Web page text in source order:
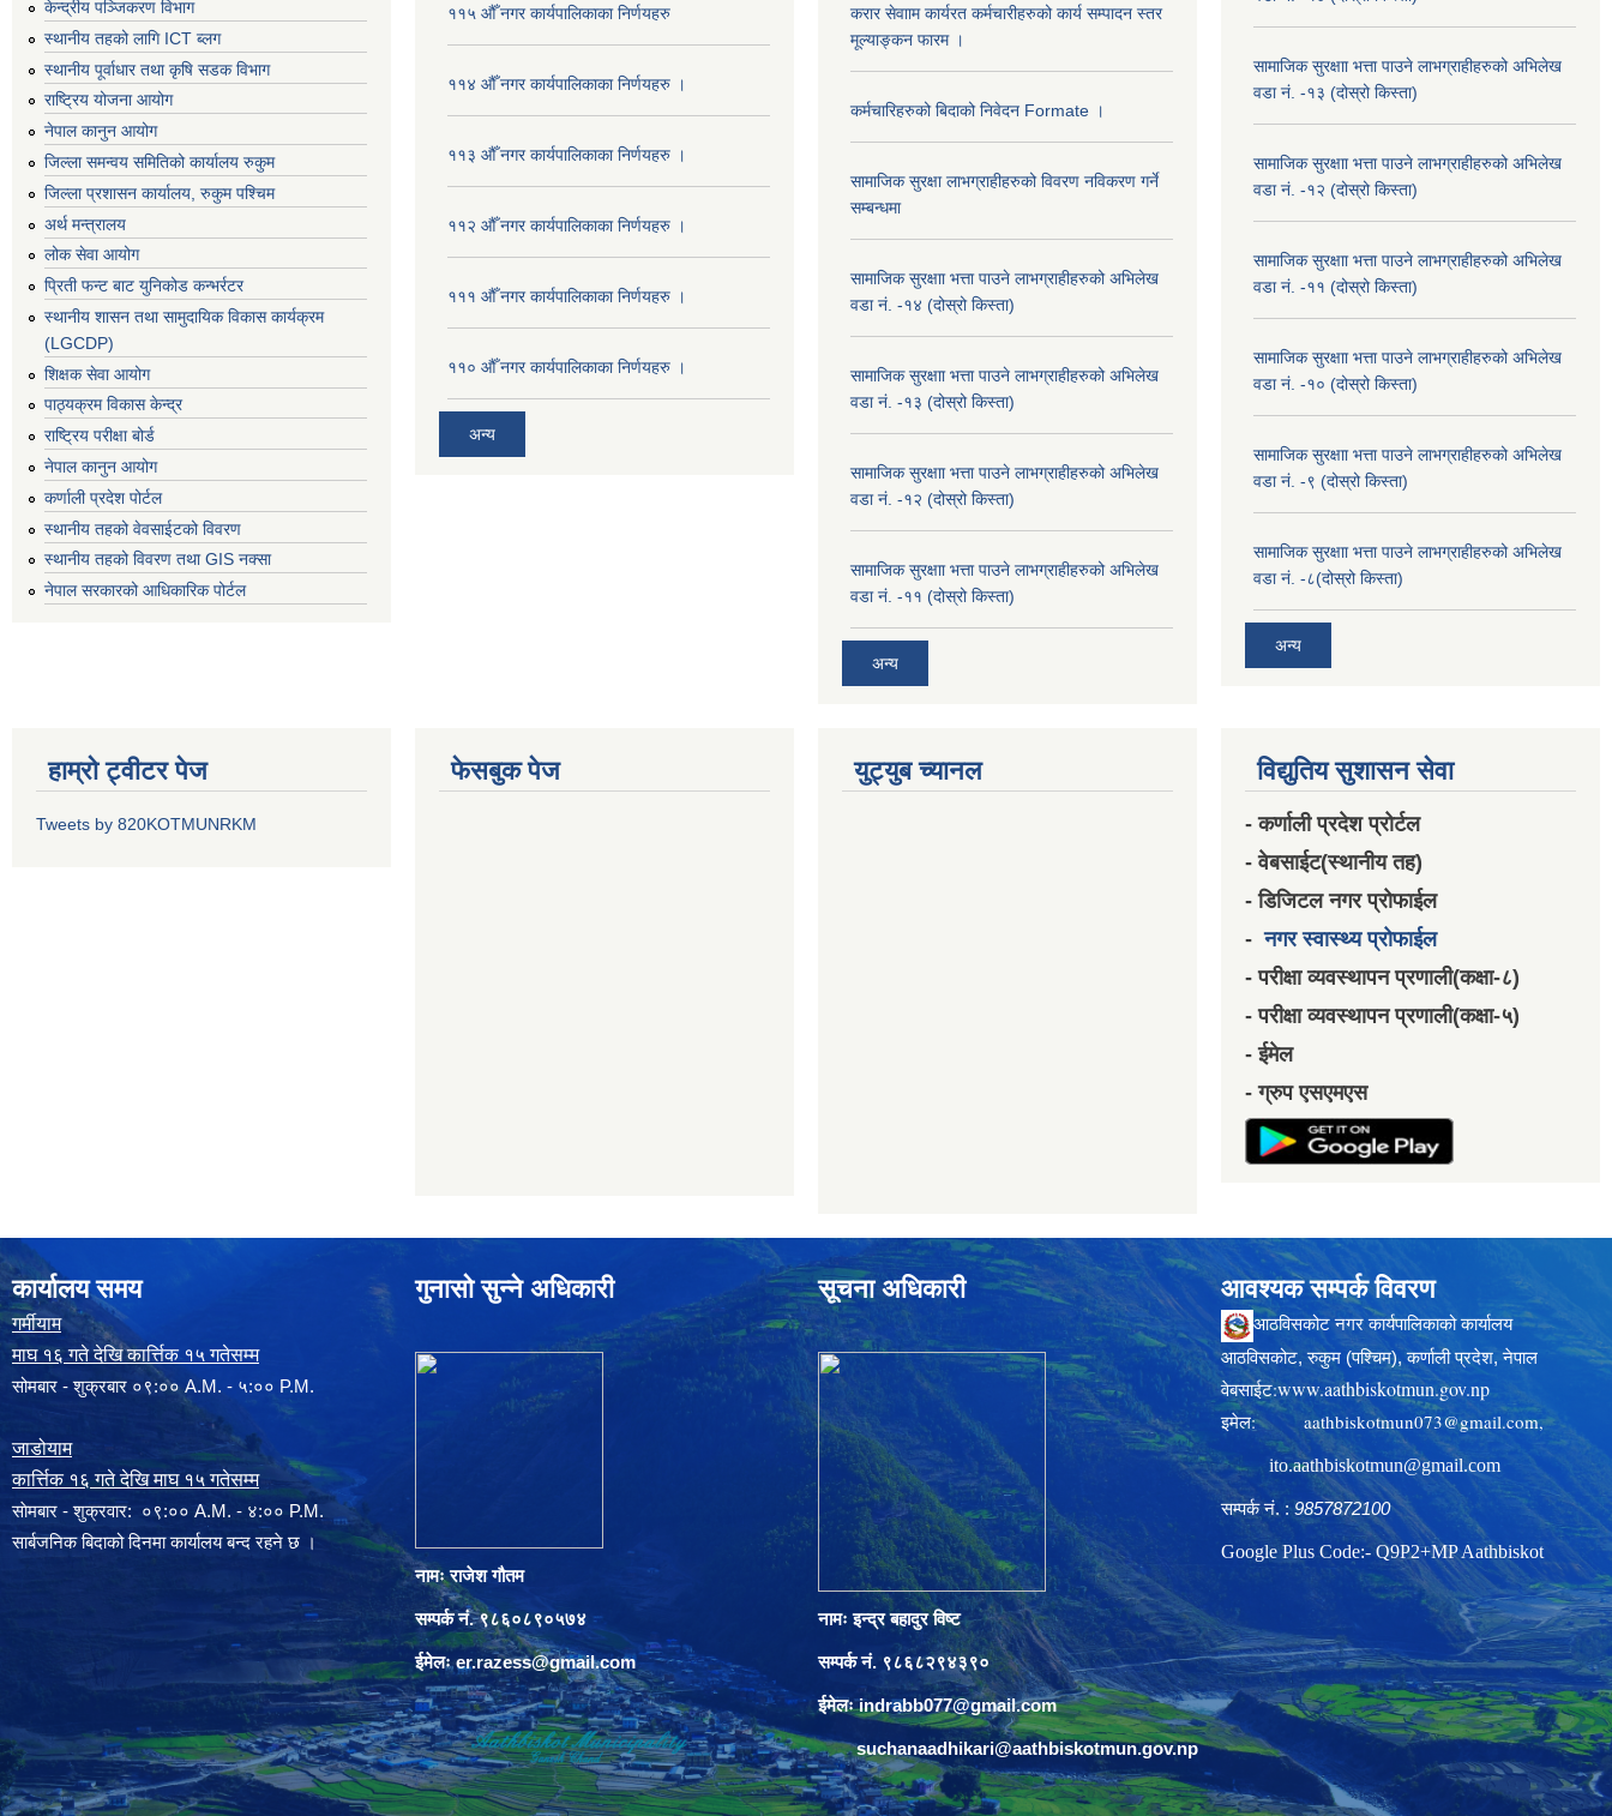
केन्द्रीय पञ्जिकरण विभाग
स्थानीय तहको लागि ICT ब्लग
स्थानीय पूर्वाधार तथा कृषि सडक विभाग
राष्ट्रिय योजना आयोग
नेपाल कानुन आयोग
जिल्ला समन्वय समितिको कार्यालय रुकुम
जिल्ला प्रशासन कार्यालय, रुकुम पश्चिम
अर्थ मन्त्रालय
लोक सेवा आयोग
प्रिती फन्ट बाट युनिकोड कन्भर्रटर
स्थानीय शासन तथा सामुदायिक विकास कार्यक्रम
(LGCDP)
शिक्षक सेवा आयोग
पाठ्यक्रम विकास केन्द्र
राष्ट्रिय परीक्षा बोर्ड
नेपाल कानुन आयोग
कर्णाली प्रदेश पोर्टल
स्थानीय तहको वेवसाईटको विवरण
स्थानीय तहको विवरण तथा GIS नक्सा
नेपाल सरकारको आधिकारिक पोर्टल
११५ औँ नगर कार्यपालिकाका निर्णयहरु
११४ औँ नगर कार्यपालिकाका निर्णयहरु ।
११३ औँ नगर कार्यपालिकाका निर्णयहरु ।
११२ औँ नगर कार्यपालिकाका निर्णयहरु ।
१११ औँ नगर कार्यपालिकाका निर्णयहरु ।
११० औँ नगर कार्यपालिकाका निर्णयहरु ।
अन्य
करार सेवााम कार्यरत कर्मचारीहरुको कार्य सम्पादन स्तर
मूल्याङ्कन फारम ।
कर्मचारिहरुको बिदाको निवेदन Formate ।
सामाजिक सुरक्षा लाभग्राहीहरुको विवरण नविकरण गर्ने
सम्बन्धमा
सामाजिक सुरक्षाा भत्ता पाउने लाभग्राहीहरुको अभिलेख
वडा नं. -१४ (दोस्रो किस्ता)
सामाजिक सुरक्षाा भत्ता पाउने लाभग्राहीहरुको अभिलेख
वडा नं. -१३ (दोस्रो किस्ता)
सामाजिक सुरक्षाा भत्ता पाउने लाभग्राहीहरुको अभिलेख
वडा नं. -१२ (दोस्रो किस्ता)
सामाजिक सुरक्षाा भत्ता पाउने लाभग्राहीहरुको अभिलेख
वडा नं. -११ (दोस्रो किस्ता)
अन्य
सामाजिक सुरक्षाा भत्ता पाउने लाभग्राहीहरुको अभिलेख
वडा नं. -१३ (दोस्रो किस्ता)
सामाजिक सुरक्षाा भत्ता पाउने लाभग्राहीहरुको अभिलेख
वडा नं. -१२ (दोस्रो किस्ता)
सामाजिक सुरक्षाा भत्ता पाउने लाभग्राहीहरुको अभिलेख
वडा नं. -११ (दोस्रो किस्ता)
सामाजिक सुरक्षाा भत्ता पाउने लाभग्राहीहरुको अभिलेख
वडा नं. -१० (दोस्रो किस्ता)
सामाजिक सुरक्षाा भत्ता पाउने लाभग्राहीहरुको अभिलेख
वडा नं. -९ (दोस्रो किस्ता)
सामाजिक सुरक्षाा भत्ता पाउने लाभग्राहीहरुको अभिलेख
वडा नं. -८(दोस्रो किस्ता)
अन्य
हाम्रो ट्वीटर पेज
Tweets by 820KOTMUNRKM
फेसबुक पेज युट्युब च्यानल विद्युतिय सुशासन सेवा
- कर्णाली प्रदेश प्रोर्टल
- वेबसाईट(स्थानीय तह)
- डिजिटल नगर प्रोफाईल
-नगर स्वास्थ्य प्रोफाईल
- परीक्षा व्यवस्थापन प्रणाली(कक्षा-८)
- परीक्षा व्यवस्थापन प्रणाली(कक्षा-५)
- ईमेल
- ग्रुप एसएमएस
कार्यालय समय
गर्मीयाम
माघ १६ गते देखि कार्त्तिक १५ गतेसम्म
सोमबार - शुक्रबार ०९:०० A.M. - ५:०० P.M.
जाडोयाम
कार्त्तिक १६ गते देखि माघ १५ गतेसम्म
साेमबार - शुक्रवार: ०९:०० A.M. - ४:०० P.M.
सार्बजनिक बिदाको दिनमा कार्यालय बन्द रहने छ ।
गुनासो सुन्ने अधिकारी
नामः राजेश गौतम
सम्पर्क नं. ९८६०८९०५७४
ईमेलःer.razess@gmail.com
सूचना अधिकारी
नामः इन्द्र बहादुर विष्ट
सम्पर्क नं. ९८६८२९४३९०
ईमेलःindrabb077@gmail.com
suchanaadhikari@aathbiskotmun.gov.np
आवश्यक सम्पर्क विवरण
आठविसकोट नगर कार्यपालिकाको कार्यालय
आठविसकोट, रुकुम (पश्चिम), कर्णाली प्रदेश, नेपाल
वेबसाईट:www.aathbiskotmun.gov.np
इमेल: aathbiskotmun073@gmail.com,
ito.aathbiskotmun@gmail.com
सम्पर्क नं. :9857872100
Google Plus Code:- Q9P2+MP Aathbiskot